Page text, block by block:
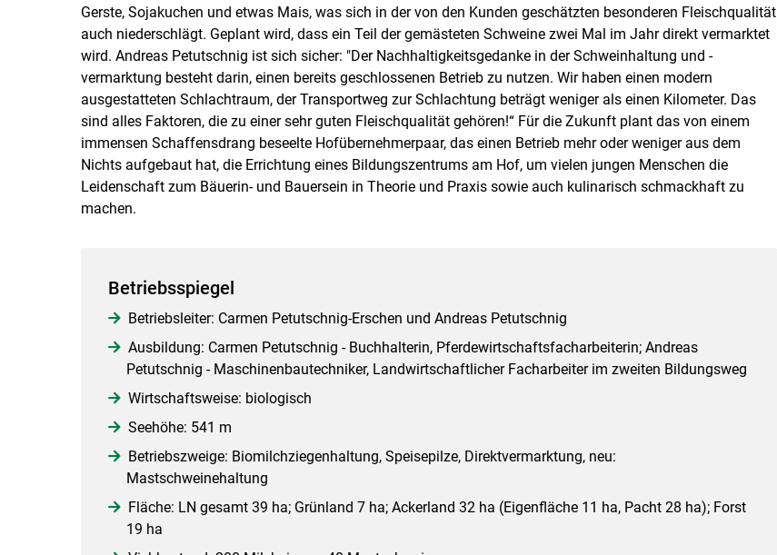
Gerste, Sojakuchen und etwas Mais, was sich in der von den Kunden geschätzten besonderen Fleischqualität
auch niederschlägt. Geplant wird, dass ein Teil der gemästeten Schweine zwei Mal im Jahr direkt vermarktet
wird. Andreas Petutschnig ist sich sicher: "Der Nachhaltigkeitsgedanke in der Schweinhaltung und -
vermarktung besteht darin, einen bereits geschlossenen Betrieb zu nutzen. Wir haben einen modern
ausgestatteten Schlachtraum, der Transportweg zur Schlachtung beträgt weniger als einen Kilometer. Das
sind alles Faktoren, die zu einer sehr guten Fleischqualität gehören!“ Für die Zukunft plant das von einem
immensen Schaffensdrang beseelte Hofübernehmerpaar, das einen Betrieb mehr oder weniger aus dem
Nichts aufgebaut hat, die Errichtung eines Bildungszentrums am Hof, um vielen jungen Menschen die
Leidenschaft zum Bäuerin- und Bauersein in Theorie und Praxis sowie auch kulinarisch schmackhaft zu
machen.
Betriebsspiegel
Betriebsleiter: Carmen Petutschnig-Erschen und Andreas Petutschnig
Ausbildung: Carmen Petutschnig - Buchhalterin, Pferdewirtschaftsfacharbeiterin; Andreas
Petutschnig - Maschinenbautechniker, Landwirtschaftlicher Facharbeiter im zweiten Bildungsweg
Wirtschaftsweise: biologisch
Seehöhe: 541 m
Betriebszweige: Biomilchziegenhaltung, Speisepilze, Direktvermarktung, neu:
Mastschweinehaltung
Fläche: LN gesamt 39 ha; Grünland 7 ha; Ackerland 32 ha (Eigenfläche 11 ha, Pacht 28 ha); Forst
19 ha